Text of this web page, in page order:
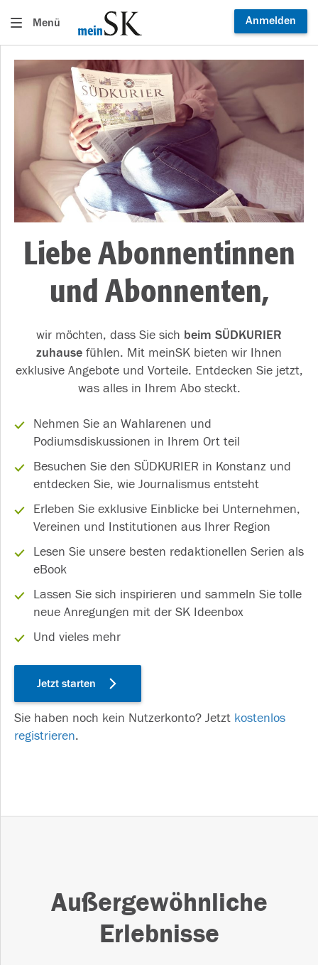
Menü Anmelden
Liebe Abonnentinnen
und Abonnenten,
wir möchten, dass Sie sich beim SÜDKURIER
zuhause fühlen. Mit meinSK bieten wir Ihnen
exklusive Angebote und Vorteile. Entdecken Sie jetzt,
was alles in Ihrem Abo steckt.
Nehmen Sie an Wahlarenen und
Podiumsdiskussionen in Ihrem Ort teil
Besuchen Sie den SÜDKURIER in Konstanz und
entdecken Sie, wie Journalismus entsteht
Erleben Sie exklusive Einblicke bei Unternehmen,
Vereinen und Institutionen aus Ihrer Region
Lesen Sie unsere besten redaktionellen Serien als
eBook
Lassen Sie sich inspirieren und sammeln Sie tolle
neue Anregungen mit der SK Ideenbox
Und vieles mehr
Jetzt starten
Sie haben noch kein Nutzerkonto? Jetzt kostenlos
registrieren.
Außergewöhnliche
Erlebnisse